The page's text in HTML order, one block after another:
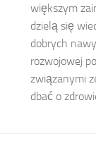
większym
dzielą się
dobrych
rozwojowej
związanymi
dbać o